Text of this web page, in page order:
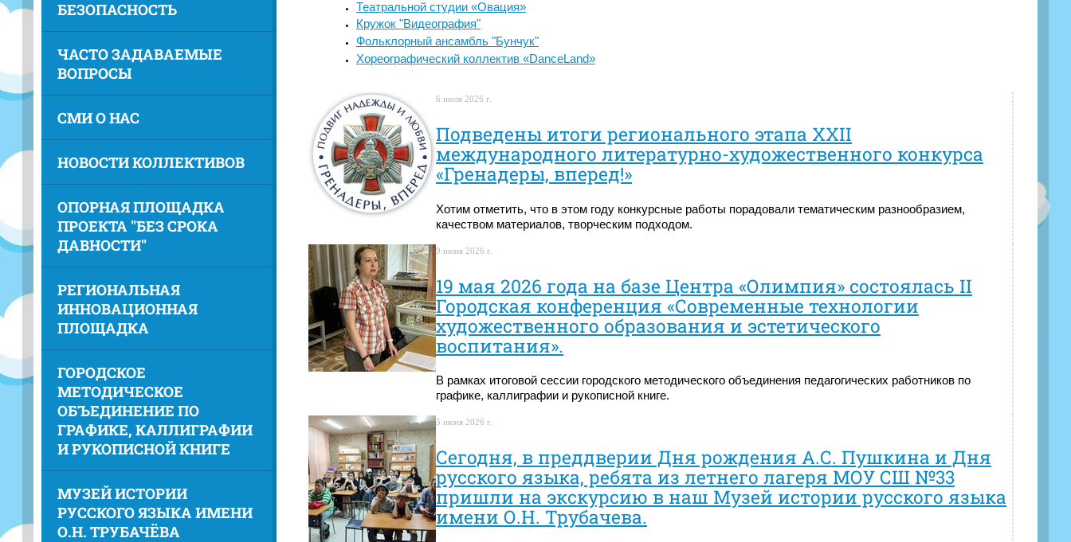
БЕЗОПАСНОСТЬ
ЧАСТО ЗАДАВАЕМЫЕ
ВОПРОСЫ
СМИ О НАС
НОВОСТИ КОЛЛЕКТИВОВ
ОПОРНАЯ ПЛОЩАДКА
ПРОЕКТА "БЕЗ СРОКА
ДАВНОСТИ"
РЕГИОНАЛЬНАЯ
ИННОВАЦИОННАЯ
ПЛОЩАДКА
ГОРОДСКОЕ
МЕТОДИЧЕСКОЕ
ОБЪЕДИНЕНИЕ ПО
ГРАФИКЕ, КАЛЛИГРАФИИ
И РУКОПИСНОЙ КНИГЕ
МУЗЕЙ ИСТОРИИ
РУССКОГО ЯЗЫКА ИМЕНИ
О.Н. ТРУБАЧЁВА
Театральной студии «Овация»
Кружок "Видеография"
Фольклорный ансамбль "Бунчук"
Хореографический коллектив «DanceLand»
6 июля 2026 г.
Подведены итоги регионального этапа XXII
международного литературно-художественного конкурса
«Гренадеры, вперед!»
Хотим отметить, что в этом году конкурсные работы порадовали тематическим разнообразием,
качеством материалов, творческим подходом.
9 июня 2026 г.
19 мая 2026 года на базе Центра «Олимпия» состоялась II
Городская конференция «Современные технологии
художественного образования и эстетического
воспитания».
В рамках итоговой сессии городского методического объединения педагогических работников по
графике, каллиграфии и рукописной книге.
5 июня 2026 г.
Сегодня, в преддверии Дня рождения А.С. Пушкина и Дня
русского языка, ребята из летнего лагеря МОУ СШ №33
пришли на экскурсию в наш Музей истории русского языка
имени О.Н. Трубачева.